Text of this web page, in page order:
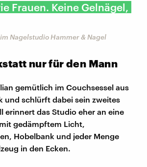
Frauen. Keine Gelnägel,
Nagelstudio Hammer & Nagel
nur für den Mann
gemütlich im Couchsessel aus
und schlürft dabei sein zweites
erinnert das Studio eher an eine
gedämpftem Licht,
Hobelbank und jeder Menge
in den Ecken.